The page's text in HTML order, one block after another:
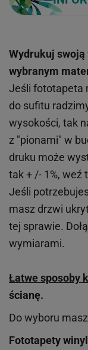
Wydrukuj
wybranym
Jeśli fototapeta
do sufitu
wysokości, tak
z "pionami" w
druku może
tak + /- 1%, weź
Jeśli
masz drzwi
tej sprawie.
wymiarami.
Łatwe sposoby
ścianę.
Do wyboru
Fototapety